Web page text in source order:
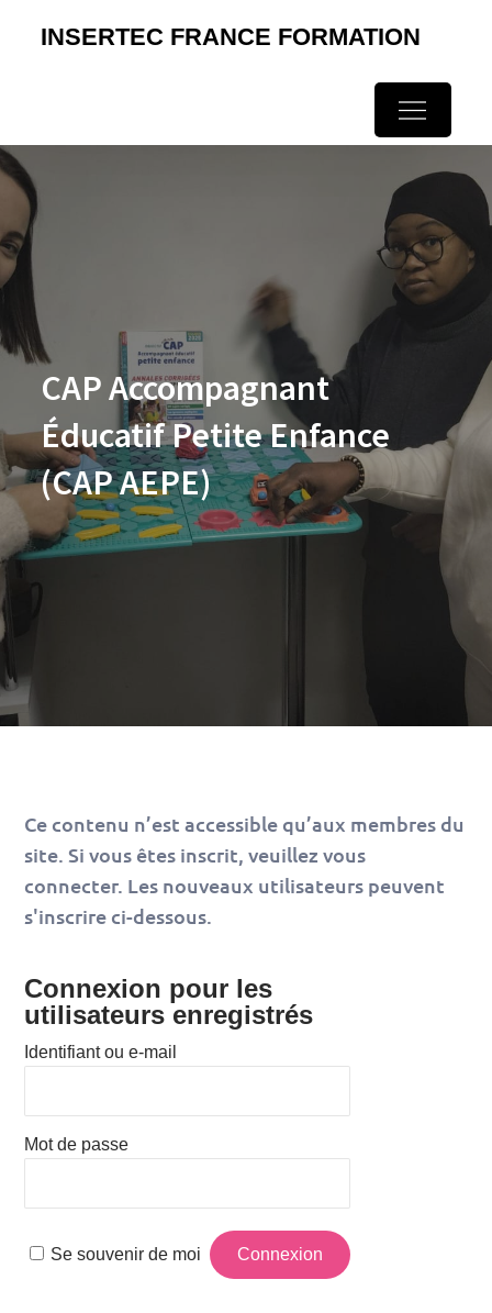
INSERTEC FRANCE FORMATION
CAP Accompagnant
Éducatif Petite Enfance
(CAP AEPE)
Ce contenu n’est accessible qu’aux membres du
site. Si vous êtes inscrit, veuillez vous
connecter. Les nouveaux utilisateurs peuvent
s'inscrire ci-dessous.
Connexion pour les
utilisateurs enregistrés
Identifiant ou e-mail
Mot de passe
Se souvenir de moi